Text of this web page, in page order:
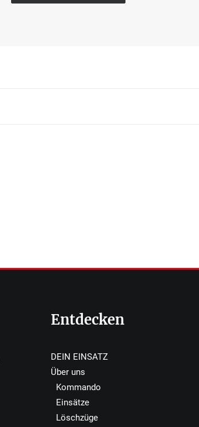
Entdecken
DEIN EINSATZ
Über uns
Kommando
Einsätze
Löschzüge